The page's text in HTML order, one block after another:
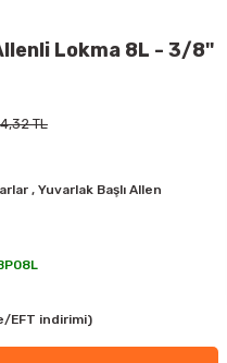
Lokma 8L - 3/8''
TL
, Yuvarlak Başlı Allen
EFT indirimi)